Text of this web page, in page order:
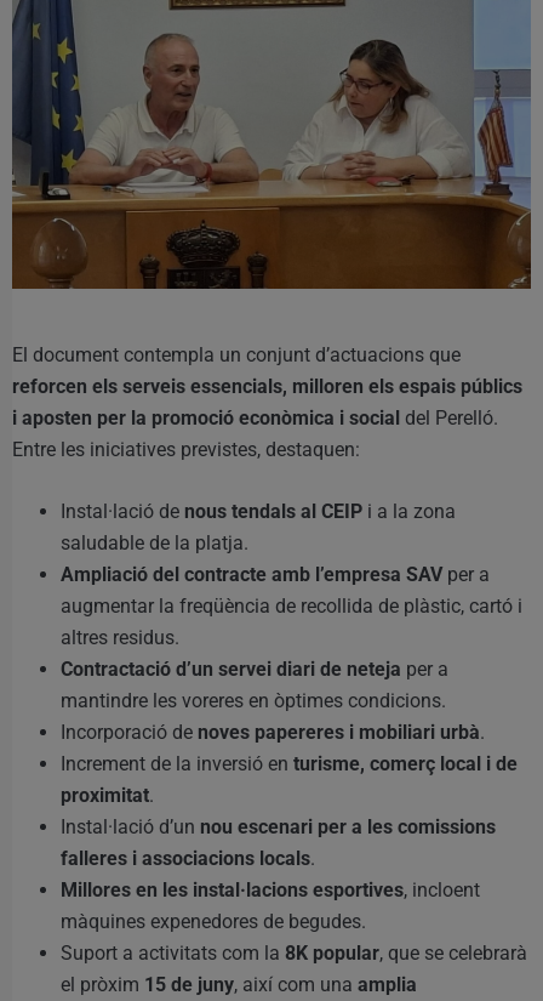
El document contempla un conjunt d’actuacions que
reforcen els serveis essencials, milloren els espais públics
i aposten per la promoció econòmica i social del Perelló.
Entre les iniciatives previstes, destaquen:
Instal·lació de nous tendals al CEIP i a la zona
saludable de la platja.
Ampliació del contracte amb l’empresa SAV per a
augmentar la freqüència de recollida de plàstic, cartó i
altres residus.
Contractació d’un servei diari de neteja per a
mantindre les voreres en òptimes condicions.
Incorporació de noves papereres i mobiliari urbà.
Increment de la inversió en turisme, comerç local i de
proximitat.
Instal·lació d’un nou escenari per a les comissions
falleres i associacions locals.
Millores en les instal·lacions esportives, incloent
màquines expenedores de begudes.
Suport a activitats com la 8K popular, que se celebrarà
el pròxim 15 de juny, així com una amplia